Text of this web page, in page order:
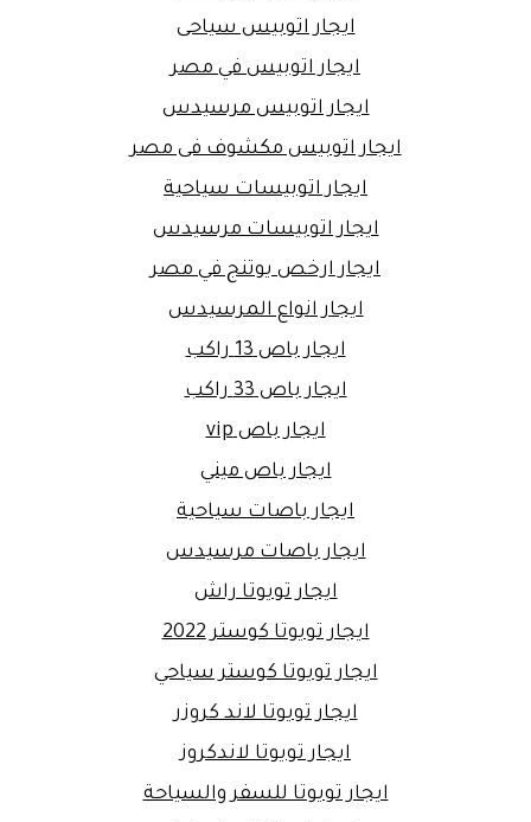
ايجار اتوبيس سياحى
ايجار اتوبيس في مصر
ايجار اتوبيس مرسيدس
ايجار اتوبيس مكشوف فى مصر
ايجار اتوبيسات سياحية
ايجار اتوبيسات مرسيدس
ايجار ارخص يوتنج في مصر
ايجار انواع المرسيدس
ايجار باص 13 راكب
ايجار باص 33 راكب
ايجار باص vip
ايجار باص ميني
ايجار باصات سياحية
ايجار باصات مرسيدس
ايجار تويوتا راش
ايجار تويوتا كوستر 2022
ايجار تويوتا كوستر سياحي
ايجار تويوتا لاند كروزر
ايجار تويوتا لاندكروز
ايجار تويوتا للسفر والسياحة